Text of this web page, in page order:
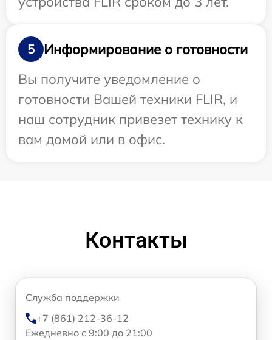
5
Информирование о готовности
Вы получите уведомление о
готовности Вашей техники FLIR, и
наш сотрудник привезет технику к
вам домой или в офис.
Контакты
Служба поддержки
+7 (861) 212-36-12
Ежедневно с 9:00 до 21:00